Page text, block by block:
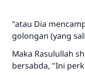
"atau Dia
golongan (yang
Maka Rasulullah
bersabda, "Ini